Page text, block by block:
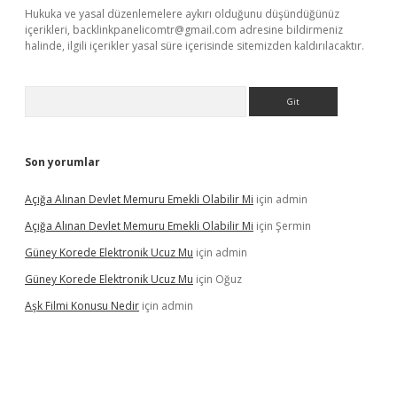
Hukuka ve yasal düzenlemelere aykırı olduğunu düşündüğünüz
içerikleri, backlinkpanelicomtr@gmail.com adresine bildirmeniz
halinde, ilgili içerikler yasal süre içerisinde sitemizden kaldırılacaktır.
Son yorumlar
Açığa Alınan Devlet Memuru Emekli Olabilir Mi için admin
Açığa Alınan Devlet Memuru Emekli Olabilir Mi için Şermin
Güney Korede Elektronik Ucuz Mu için admin
Güney Korede Elektronik Ucuz Mu için Oğuz
Aşk Filmi Konusu Nedir için admin